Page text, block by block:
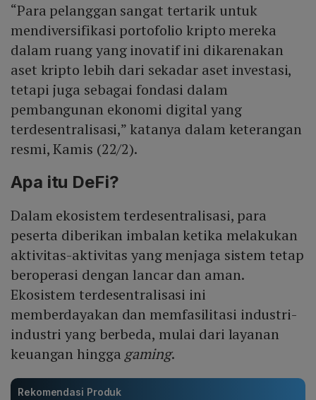
“Para pelanggan sangat tertarik untuk
mendiversifikasi portofolio kripto mereka
dalam ruang yang inovatif ini dikarenakan
aset kripto lebih dari sekadar aset investasi,
tetapi juga sebagai fondasi dalam
pembangunan ekonomi digital yang
terdesentralisasi,” katanya dalam keterangan
resmi, Kamis (22/2).
Apa itu DeFi?
Dalam ekosistem terdesentralisasi, para
peserta diberikan imbalan ketika melakukan
aktivitas-aktivitas yang menjaga sistem tetap
beroperasi dengan lancar dan aman.
Ekosistem terdesentralisasi ini
memberdayakan dan memfasilitasi industri-
industri yang berbeda, mulai dari layanan
keuangan hinggagaming.
Rekomendasi Produk